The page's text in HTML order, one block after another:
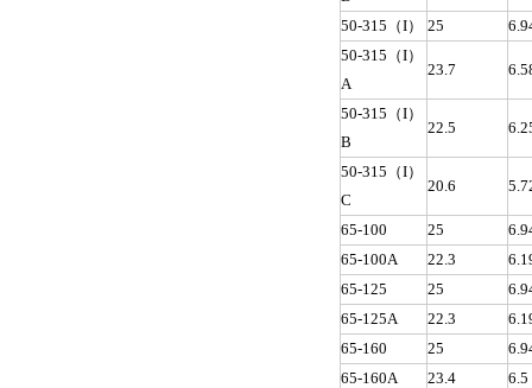
50-315（I） 25
50-315（I）
A
23.7
50-315（I）
B
22.5
50-315（I）
C
20.6
65-100 25
65-100A
22.3
65-125
25
65-125A
22.3
65-160
25
65-160A
23.4
6.5